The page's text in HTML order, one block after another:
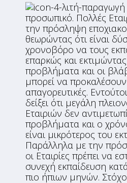
προσωπικό. Πολλές
την πρόσληψη
θεωρώντας ότι είναι
χρονοβόρο να τους
επαρκώς και
προβλήματα και οι
μπορεί να προκαλέσουν
απαγορευτικές.
δείξει ότι μεγάλη
Εταιριών δεν
προβλήματα και ο
είναι μικρότερος του
Παράλληλα με την
οι Εταιρίες πρέπει να
συνεχή εκπαίδευση
πιο ήπιων μηνών.